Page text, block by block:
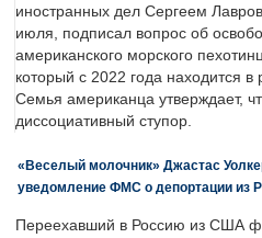
иностранных дел Сергеем
июля, подписал вопрос об
американского морского
который с 2022 года находится в
Семья американца утверждает,
диссоциативный ступор.
«Веселый молочник» Джастас
уведомление ФМС о депортации из
Переехавший в Россию из США